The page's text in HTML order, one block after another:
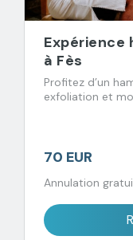
Expérience
à Fès
Profitez d’un
exfoliation et
70 EUR
Annulation